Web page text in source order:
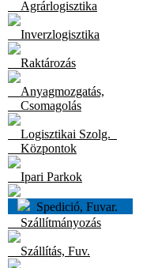
Agrárlogisztika
Inverzlogisztika
Raktározás
Anyagmozgatás,
Csomagolás
Logisztikai Szolg.
Központok
Ipari Parkok
Spedició, Fuvar.
Szállítmányozás
Szállítás, Fuv.